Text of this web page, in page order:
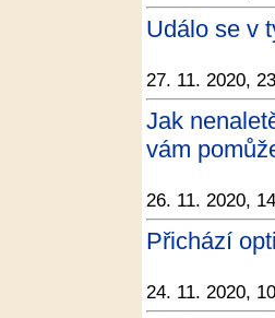
Událo se v
27. 11. 2020,
Jak
vám
26. 11. 2020,
Přichází
24. 11. 2020,